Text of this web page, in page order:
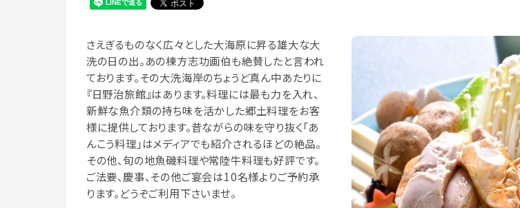
さえぎるものなく広々とした大海原に昇る雄大な大
洗の日の出。あの棟方志功画伯も絶賛したと言われ
ております。その大洗海岸のちょうど真ん中あたりに
『日野治旅館』はあります。料理には最も力を入れ、
新鮮な魚介類の持ち味を活かした郷土料理をお客
様に提供しております。昔ながらの味を守り抜く「あ
んこう料理」はメディアでも紹介されるほどの絶品。
その他、旬の地魚磯料理や常陸牛料理も好評です。
ご法要、慶事、その他ご宴会は10名様よりご予約承
ります。どうぞご利用下さいませ。